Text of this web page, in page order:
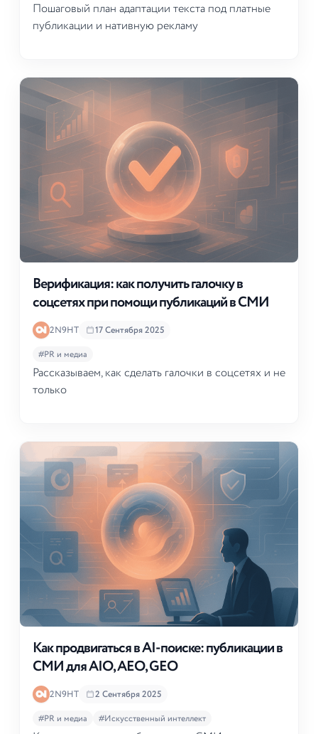
Пошаговый план адаптации текста под платные
публикации и нативную рекламу
Верификация: как получить галочку в
соцсетях при помощи публикаций в СМИ
2N9HT 17 Сентября 2025
#PR и медиа
Рассказываем, как сделать галочки в соцсетях и не
только
Как продвигаться в AI-поиске: публикации в
СМИ для AIO, AEO, GEO
2N9HT 2 Сентября 2025
#PR и медиа #Искусственный интеллект